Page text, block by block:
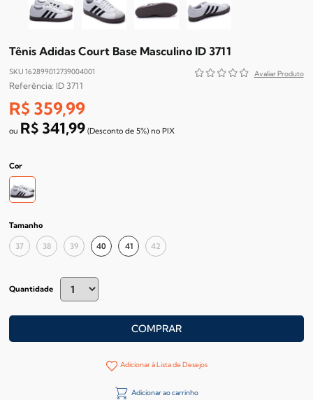
Tênis Adidas Court Base Masculino ID 3711
SKU 162899012739004001
ID 3711
R$ 359,99
R$ 341,99 (Desconto de 5%) no PIX
Cor
Tamanho
37 38 39 40 41 42
Quantidade
COMPRAR
Adicionar à Lista de Desejos
Adicionar ao carrinho